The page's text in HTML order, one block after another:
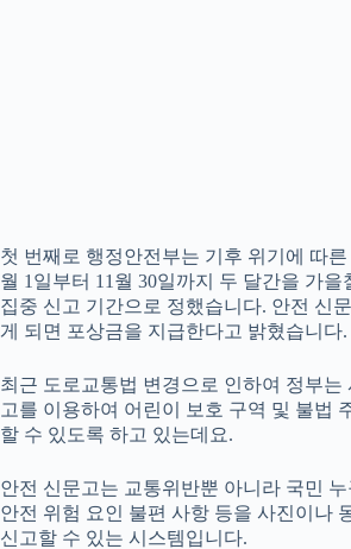
첫 번째로 행정안전부는 기후 위기에 따
월 1일부터 11월 30일까지 두 달간을 가을
집중 신고 기간으로 정했습니다. 안전 신
게 되면 포상금을 지급한다고 밝혔습니다.
최근 도로교통법 변경으로 인하여 정부는
고를 이용하여 어린이 보호 구역 및 불법
할 수 있도록 하고 있는데요.
안전 신문고는 교통위반뿐 아니라 국민
안전 위험 요인 불편 사항 등을 사진이나
신고할 수 있는 시스템입니다.